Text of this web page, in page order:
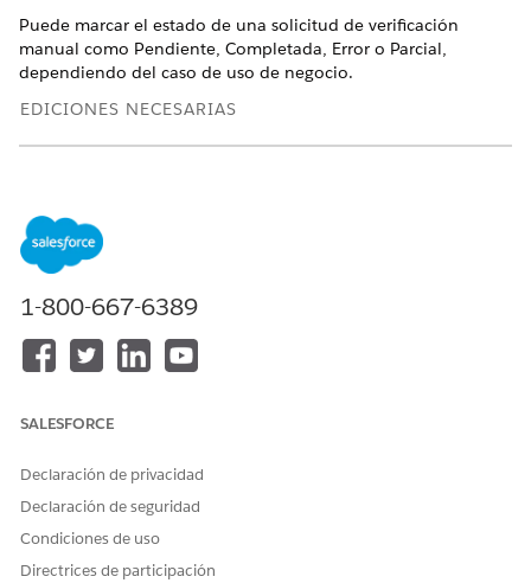
Puede marcar el estado de una solicitud de verificación
manual como Pendiente, Completada, Error o Parcial,
dependiendo del caso de uso de negocio.
EDICIONES NECESARIAS
Life Sciences Cloud o Health Cloud
de verificación:
Para acceder a la página de registro Solicitud de
afiliados al programa de cuidados, en la ficha Verificación
solicitud de verificación.
Junto a Estado, haga clic en el icono Modificar.
Seleccione el estado apropiado.
1-800-667-6389
SALESFORCE
Declaración de privacidad
Declaración de seguridad
Condiciones de uso
Directrices de participación